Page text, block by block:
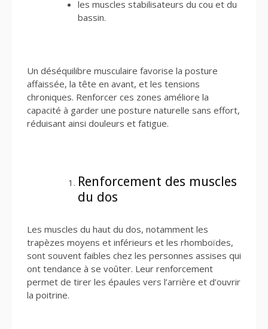
les muscles stabilisateurs du cou et du
bassin.
Un déséquilibre musculaire favorise la posture
affaissée, la tête en avant, et les tensions
chroniques. Renforcer ces zones améliore la
capacité à garder une posture naturelle sans effort,
réduisant ainsi douleurs et fatigue.
Renforcement des muscles
du dos
Les muscles du haut du dos, notamment les
trapèzes moyens et inférieurs et les rhomboïdes,
sont souvent faibles chez les personnes assises qui
ont tendance à se voûter. Leur renforcement
permet de tirer les épaules vers l’arrière et d’ouvrir
la poitrine.